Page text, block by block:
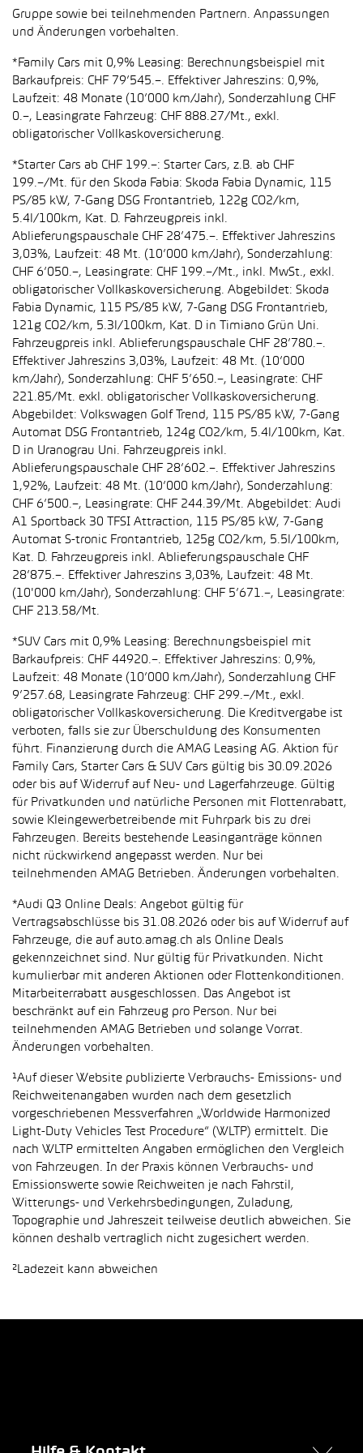
Gruppe sowie bei teilnehmenden Partnern. Anpassungen
und Änderungen vorbehalten.
*Family Cars mit 0,9% Leasing: Berechnungsbeispiel mit
Barkaufpreis: CHF 79’545.–. Effektiver Jahreszins: 0,9%,
Laufzeit: 48 Monate (10’000 km/Jahr), Sonderzahlung CHF
0.–, Leasingrate Fahrzeug: CHF 888.27/Mt., exkl.
obligatorischer Vollkaskoversicherung.
*Starter Cars ab CHF 199.–: Starter Cars, z.B. ab CHF
199.–/Mt. für den Skoda Fabia: Skoda Fabia Dynamic, 115
PS/85 kW, 7-Gang DSG Frontantrieb, 122g CO2/km,
5.4l/100km, Kat. D. Fahrzeugpreis inkl.
Ablieferungspauschale CHF 28’475.–. Effektiver Jahreszins
3,03%, Laufzeit: 48 Mt. (10’000 km/Jahr), Sonderzahlung:
CHF 6’050.–, Leasingrate: CHF 199.–/Mt., inkl. MwSt., exkl.
obligatorischer Vollkaskoversicherung. Abgebildet: Skoda
Fabia Dynamic, 115 PS/85 kW, 7-Gang DSG Frontantrieb,
121g CO2/km, 5.3l/100km, Kat. D in Timiano Grün Uni.
Fahrzeugpreis inkl. Ablieferungspauschale CHF 28’780.–.
Effektiver Jahreszins 3,03%, Laufzeit: 48 Mt. (10’000
km/Jahr), Sonderzahlung: CHF 5’650.–, Leasingrate: CHF
221.85/Mt. exkl. obligatorischer Vollkaskoversicherung.
Abgebildet: Volkswagen Golf Trend, 115 PS/85 kW, 7-Gang
Automat DSG Frontantrieb, 124g CO2/km, 5.4l/100km, Kat.
D in Uranograu Uni. Fahrzeugpreis inkl.
Ablieferungspauschale CHF 28’602.–. Effektiver Jahreszins
1,92%, Laufzeit: 48 Mt. (10’000 km/Jahr), Sonderzahlung:
CHF 6’500.–, Leasingrate: CHF 244.39/Mt. Abgebildet: Audi
A1 Sportback 30 TFSI Attraction, 115 PS/85 kW, 7-Gang
Automat S-tronic Frontantrieb, 125g CO2/km, 5.5l/100km,
Kat. D. Fahrzeugpreis inkl. Ablieferungspauschale CHF
28’875.–. Effektiver Jahreszins 3,03%, Laufzeit: 48 Mt.
(10'000 km/Jahr), Sonderzahlung: CHF 5’671.–, Leasingrate:
CHF 213.58/Mt.
*SUV Cars mit 0,9% Leasing: Berechnungsbeispiel mit
Barkaufpreis: CHF 44920.–. Effektiver Jahreszins: 0,9%,
Laufzeit: 48 Monate (10’000 km/Jahr), Sonderzahlung CHF
9’257.68, Leasingrate Fahrzeug: CHF 299.–/Mt., exkl.
obligatorischer Vollkaskoversicherung. Die Kreditvergabe ist
verboten, falls sie zur Überschuldung des Konsumenten
führt. Finanzierung durch die AMAG Leasing AG. Aktion für
Family Cars, Starter Cars & SUV Cars gültig bis 30.09.2026
oder bis auf Widerruf auf Neu- und Lagerfahrzeuge. Gültig
für Privatkunden und natürliche Personen mit Flottenrabatt,
sowie Kleingewerbetreibende mit Fuhrpark bis zu drei
Fahrzeugen. Bereits bestehende Leasinganträge können
nicht rückwirkend angepasst werden. Nur bei
teilnehmenden AMAG Betrieben. Änderungen vorbehalten.
*Audi Q3 Online Deals: Angebot gültig für
Vertragsabschlüsse bis 31.08.2026 oder bis auf Widerruf auf
Fahrzeuge, die auf auto.amag.ch als Online Deals
gekennzeichnet sind. Nur gültig für Privatkunden. Nicht
kumulierbar mit anderen Aktionen oder Flottenkonditionen.
Mitarbeiterrabatt ausgeschlossen. Das Angebot ist
beschränkt auf ein Fahrzeug pro Person. Nur bei
teilnehmenden AMAG Betrieben und solange Vorrat.
Änderungen vorbehalten.
¹Auf dieser Website publizierte Verbrauchs- Emissions- und
Reichweitenangaben wurden nach dem gesetzlich
vorgeschriebenen Messverfahren „Worldwide Harmonized
Light-Duty Vehicles Test Procedure“ (WLTP) ermittelt. Die
nach WLTP ermittelten Angaben ermöglichen den Vergleich
von Fahrzeugen. In der Praxis können Verbrauchs- und
Emissionswerte sowie Reichweiten je nach Fahrstil,
Witterungs- und Verkehrsbedingungen, Zuladung,
Topographie und Jahreszeit teilweise deutlich abweichen. Sie
können deshalb vertraglich nicht zugesichert werden.
²Ladezeit kann abweichen